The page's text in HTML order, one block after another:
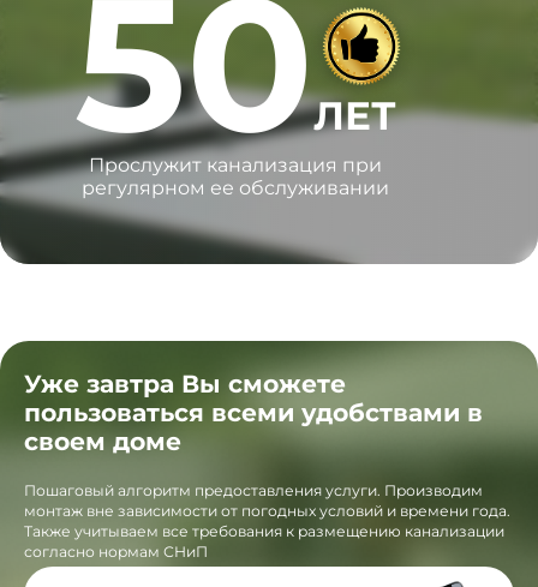
50ЛЕТ
Прослужит канализация при
регулярном ее обслуживании
Уже завтра Вы сможете
пользоваться всеми удобствами в
своем доме
Пошаговый алгоритм предоставления услуги. Производим
монтаж вне зависимости от погодных условий и времени года.
Также учитываем все требования к размещению канализации
согласно нормам СНиП